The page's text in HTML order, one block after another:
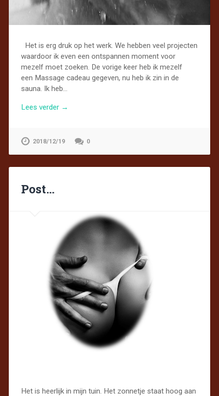
Het is erg druk op het werk. We hebben veel projecten
waardoor ik even een ontspannen moment voor
mezelf moet zoeken. De vorige keer heb ik mezelf
een Massage cadeau gegeven, nu heb ik zin in de
sauna. Ik heb…
Lees verder →
2018/12/19 0
Post…
Het is heerlijk in mijn tuin. Het zonnetje staat hoog aan